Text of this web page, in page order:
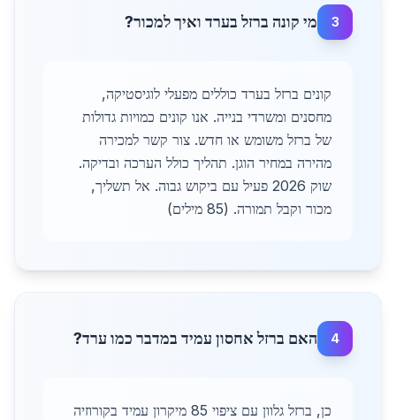
3 מי קונה ברזל בערד ואיך למכור?
קונים ברזל בערד כוללים מפעלי לוגיסטיקה,
מחסנים ומשרדי בנייה. אנו קונים כמויות גדולות
של ברזל משומש או חדש. צור קשר למכירה
מהירה במחיר הוגן. תהליך כולל הערכה ובדיקה.
שוק 2026 פעיל עם ביקוש גבוה. אל תשליך,
מכור וקבל תמורה. (85 מילים)
4 האם ברזל אחסון עמיד במדבר כמו ערד?
כן, ברזל גלוון עם ציפוי 85 מיקרון עמיד בקורוזיה